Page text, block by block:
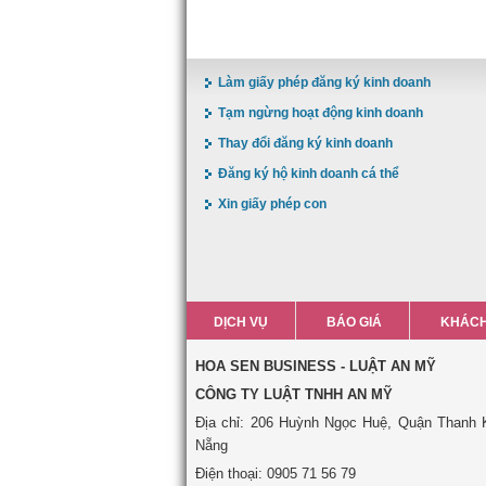
Làm giấy phép đăng ký kinh doanh
Tạm ngừng hoạt động kinh doanh
Thay đổi đăng ký kinh doanh
Đăng ký hộ kinh doanh cá thể
Xin giấy phép con
DỊCH VỤ BÁO GIÁ
HOA SEN BUSINESS - LUẬT AN MỸ
CÔNG TY LUẬT TNHH AN MỸ
Địa chỉ: 206 Huỳnh Ngọc Huệ, Quận Thanh
Nẵng
Điện thoại: 0905 71 56 79